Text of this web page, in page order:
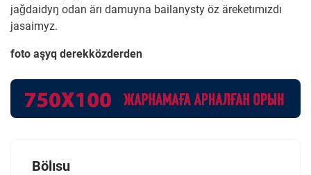
jaǧdaidyŋ odan ärı damuyna bailanysty öz äreketımızdı
jasaimyz.
foto aşyq derekközderden
Bölısu